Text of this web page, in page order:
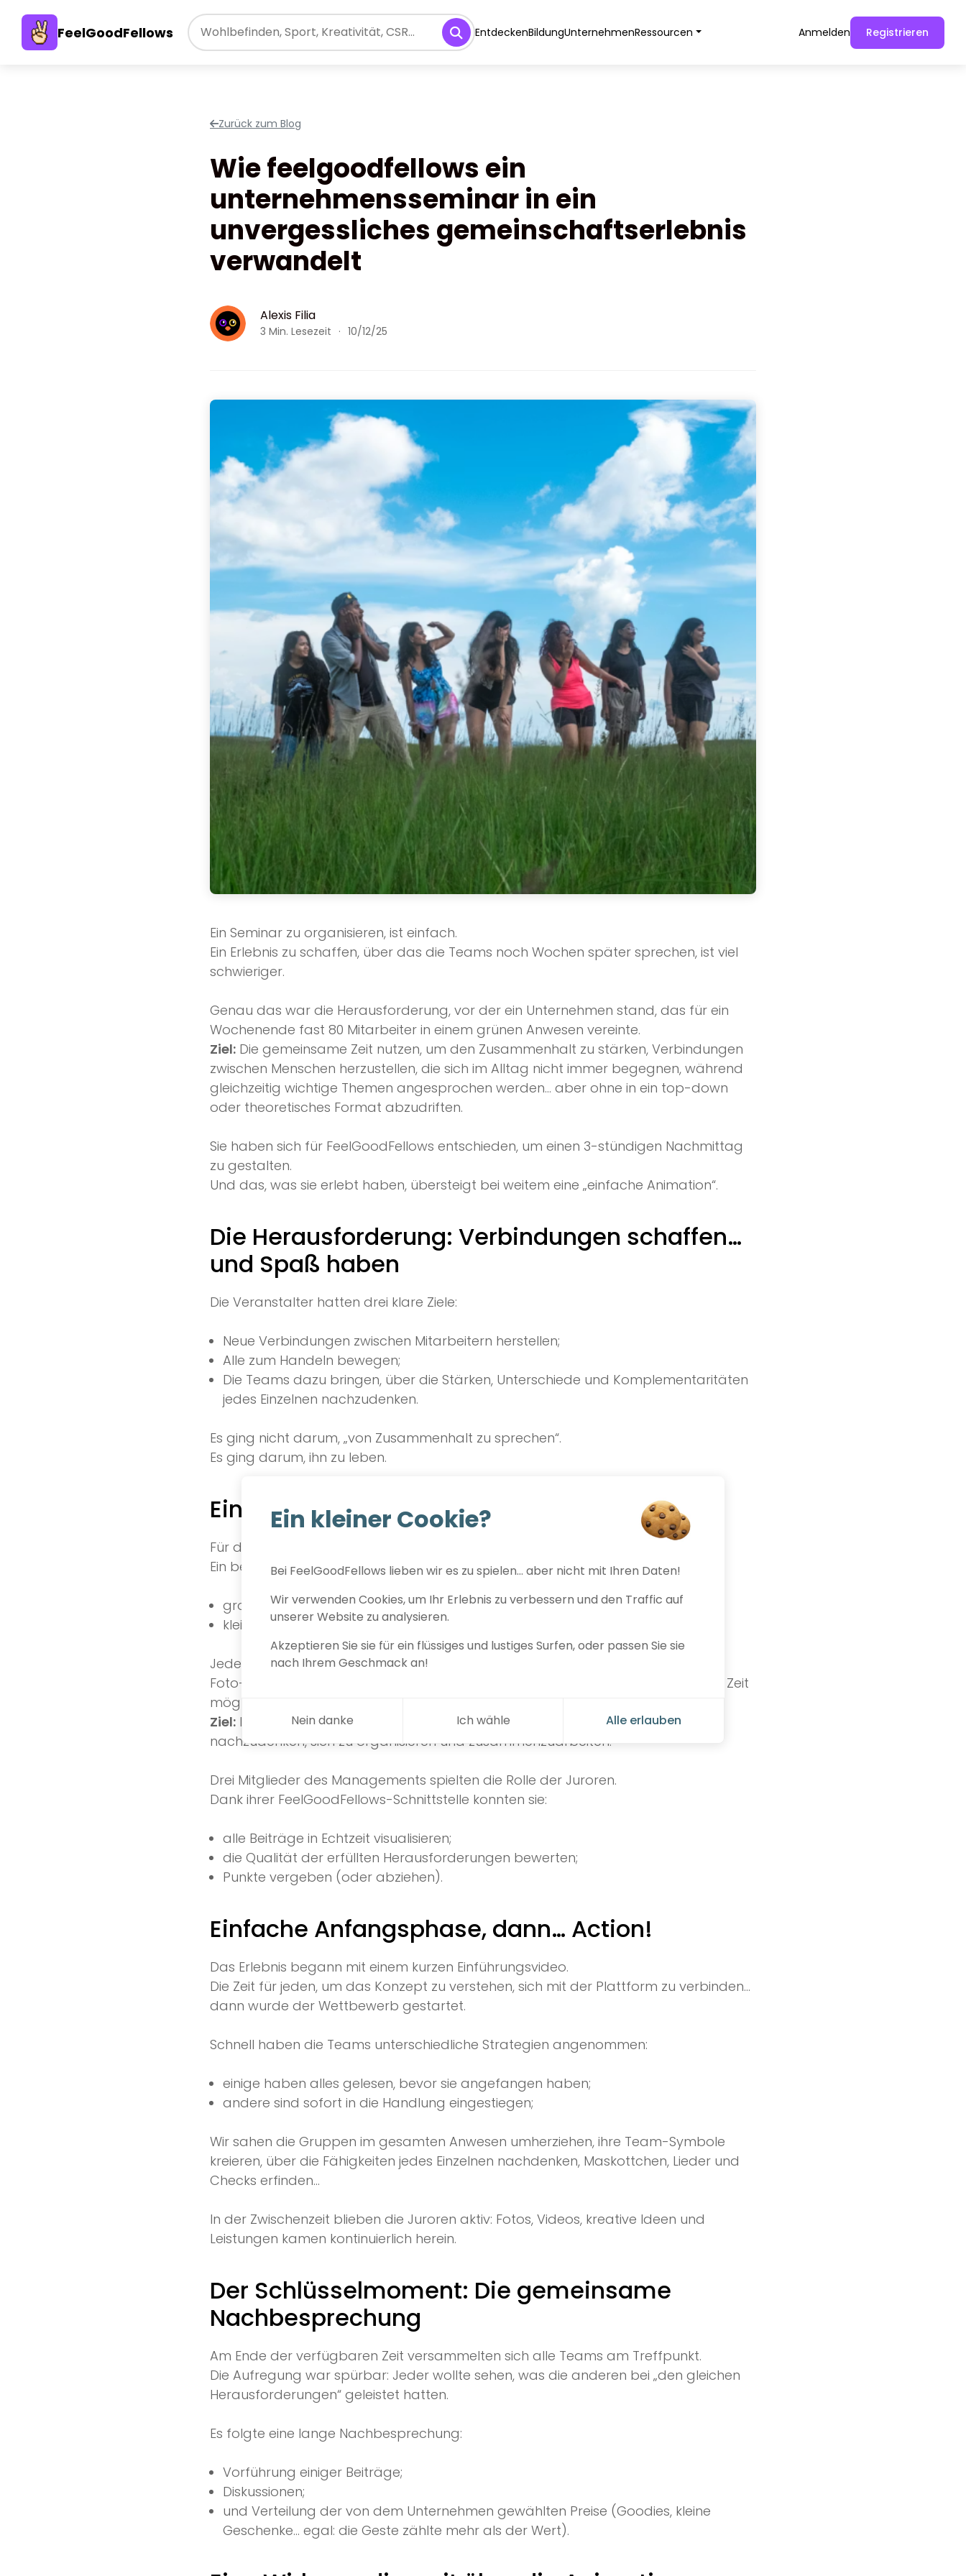
FeelGoodFellows EntdeckenBildungUnternehmenRessourcen Anmelden Registrieren
Zurück zum Blog
Wie feelgoodfellows ein
unternehmensseminar in ein
unvergessliches gemeinschaftserlebnis
verwandelt
Alexis Filia
3 Min. Lesezeit · 10/12/25
Ein Seminar zu organisieren, ist einfach.
Ein Erlebnis zu schaffen, über das die Teams noch Wochen später sprechen, ist viel
schwieriger.
Genau das war die Herausforderung, vor der ein Unternehmen stand, das für ein
Wochenende fast 80 Mitarbeiter in einem grünen Anwesen vereinte.
Ziel: Die gemeinsame Zeit nutzen, um den Zusammenhalt zu stärken, Verbindungen
zwischen Menschen herzustellen, die sich im Alltag nicht immer begegnen, während
gleichzeitig wichtige Themen angesprochen werden… aber ohne in ein top-down
oder theoretisches Format abzudriften.
Sie haben sich für FeelGoodFellows entschieden, um einen 3-stündigen Nachmittag
zu gestalten.
Und das, was sie erlebt haben, übersteigt bei weitem eine „einfache Animation“.
Die Herausforderung: Verbindungen schaffen…
und Spaß haben
Die Veranstalter hatten drei klare Ziele:
Neue Verbindungen zwischen Mitarbeitern herstellen;
Alle zum Handeln bewegen;
Die Teams dazu bringen, über die Stärken, Unterschiede und Komplementaritäten
jedes Einzelnen nachzudenken.
Es ging nicht darum, „von Zusammenhalt zu sprechen“.
Es ging darum, ihn zu leben.
Ein Foto- & Videowettbewerb
Für dieses Erlebnis wurden die 82 Teilnehmer in Teams von 6 Personen eingeteilt.
Ein bewusst gewähltes Format:
groß genug, um neue Verbindungen zu schaffen;
klein genug, um jedem eine echte Stimme zu geben.
Jedes Team hatte Zugang zu einer Herausforderung, die aus etwa vierzig
Foto-/Videquests bestand, absichtlich mehr als in der zur Verfügung stehenden Zeit
möglich war.
Ziel: Die Teams dazu bringen, Entscheidungen zu treffen, über ihre Strategie
nachzudenken, sich zu organisieren und zusammenzuarbeiten.
Drei Mitglieder des Managements spielten die Rolle der Juroren.
Dank ihrer FeelGoodFellows-Schnittstelle konnten sie:
alle Beiträge in Echtzeit visualisieren;
die Qualität der erfüllten Herausforderungen bewerten;
Punkte vergeben (oder abziehen).
Einfache Anfangsphase, dann… Action!
Das Erlebnis begann mit einem kurzen Einführungsvideo.
Die Zeit für jeden, um das Konzept zu verstehen, sich mit der Plattform zu verbinden…
dann wurde der Wettbewerb gestartet.
Schnell haben die Teams unterschiedliche Strategien angenommen:
einige haben alles gelesen, bevor sie angefangen haben;
andere sind sofort in die Handlung eingestiegen;
Wir sahen die Gruppen im gesamten Anwesen umherziehen, ihre Team-Symbole
kreieren, über die Fähigkeiten jedes Einzelnen nachdenken, Maskottchen, Lieder und
Checks erfinden…
In der Zwischenzeit blieben die Juroren aktiv: Fotos, Videos, kreative Ideen und
Leistungen kamen kontinuierlich herein.
Der Schlüsselmoment: Die gemeinsame
Nachbesprechung
Am Ende der verfügbaren Zeit versammelten sich alle Teams am Treffpunkt.
Die Aufregung war spürbar: Jeder wollte sehen, was die anderen bei „den gleichen
Herausforderungen“ geleistet hatten.
Es folgte eine lange Nachbesprechung:
Vorführung einiger Beiträge;
Diskussionen;
und Verteilung der von dem Unternehmen gewählten Preise (Goodies, kleine
Geschenke… egal: die Geste zählte mehr als der Wert).
Ein kleiner Cookie?
Bei FeelGoodFellows lieben wir es zu spielen… aber nicht mit Ihren Daten!
Wir verwenden Cookies, um Ihr Erlebnis zu verbessern und den Traffic auf
unserer Website zu analysieren.
Akzeptieren Sie sie für ein flüssiges und lustiges Surfen, oder passen Sie sie
nach Ihrem Geschmack an!
Nein danke Ich wähle Alle erlauben